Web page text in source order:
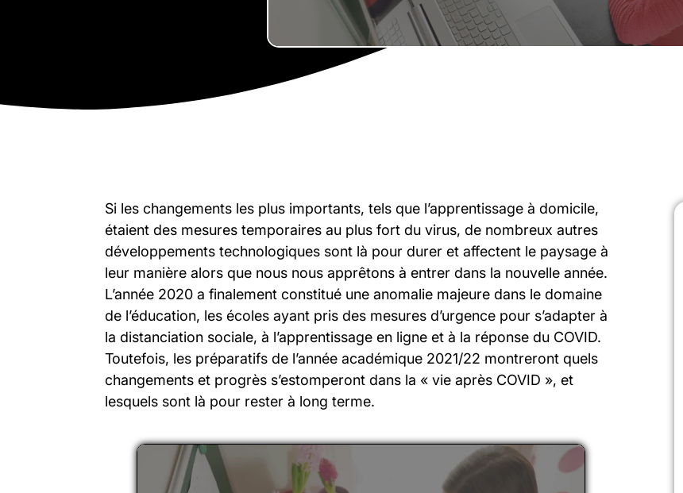
Si les changements les plus importants, tels que l’apprentissage à domicile,
étaient des mesures temporaires au plus fort du virus, de nombreux autres
développements technologiques sont là pour durer et affectent le paysage à
leur manière alors que nous nous apprêtons à entrer dans la nouvelle année.
L’année 2020 a finalement constitué une anomalie majeure dans le domaine
de l’éducation, les écoles ayant pris des mesures d’urgence pour s’adapter à
la distanciation sociale, à l’apprentissage en ligne et à la réponse du COVID.
Toutefois, les préparatifs de l’année académique 2021/22 montreront quels
changements et progrès s’estomperont dans la « vie après COVID », et
lesquels sont là pour rester à long terme.